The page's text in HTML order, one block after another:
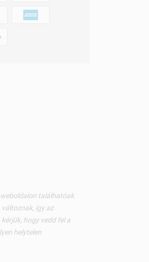
találhatóak.
így az
hogy vedd fel a
helytelen